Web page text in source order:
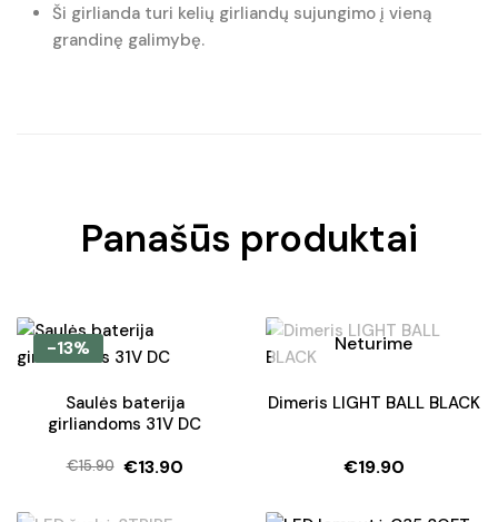
Ši girlianda turi kelių girliandų sujungimo į vieną
grandinę galimybę.
Panašūs produktai
-13%
Saulės baterija
girliandoms 31V DC
€15.90
Original
€13.90
Current
Neturime
Dimeris LIGHT BALL BLACK
€19.90